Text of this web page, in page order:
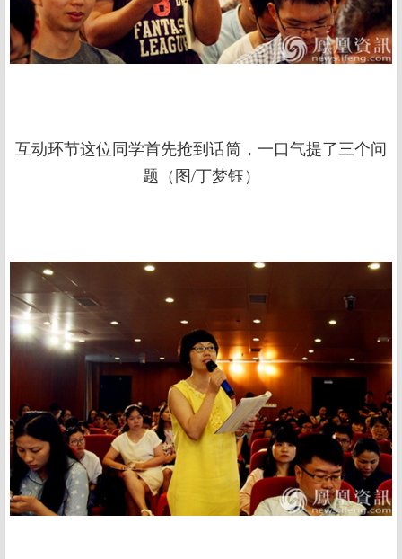
互动环节这位同学首先抢到话筒，一口气提了三个问
题（图/丁梦钰）